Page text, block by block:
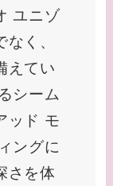
ユニゾ
く、
えてい
シーム
ッド モ
ングに
さを体